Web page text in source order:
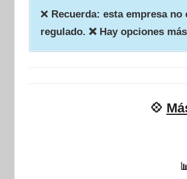
❌ Recuerda: esta empresa
regulado. ❌ Hay opciones
💠